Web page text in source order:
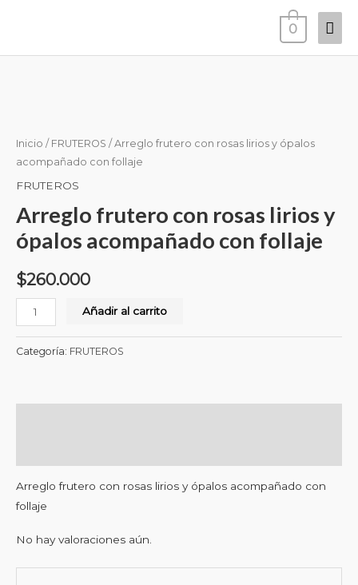
0
Inicio / FRUTEROS / Arreglo frutero con rosas lirios y ópalos
acompañado con follaje
FRUTEROS
Arreglo frutero con rosas lirios y
ópalos acompañado con follaje
$260.000
rosas
lirios
y
acompañado
con
cantidad
Añadir al carrito
Categoría: FRUTEROS
Arreglo frutero con rosas lirios y ópalos acompañado con
follaje
No hay valoraciones aún.